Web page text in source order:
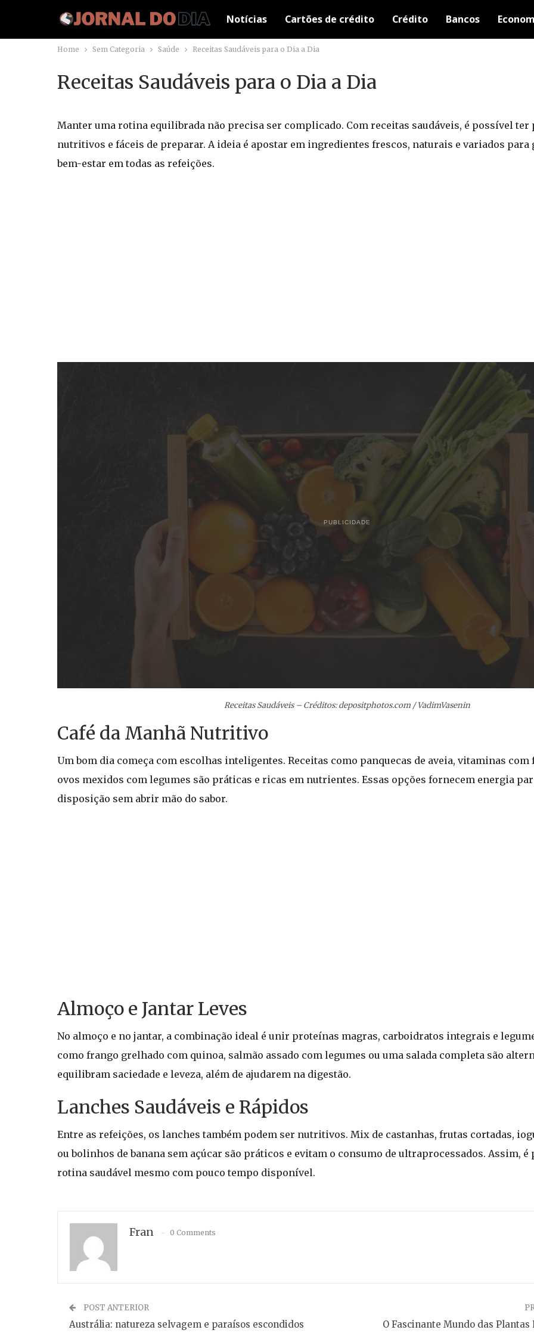
Notícias Cartões de crédito Crédito Bancos
Home Sem Categoria Saúde Receitas Saudáveis para o Dia a Dia
Receitas Saudáveis para o Dia a Dia
Manter uma rotina equilibrada não precisa ser complicado. Com receitas saudáveis, é possível ter
nutritivos e fáceis de preparar. A ideia é apostar em ingredientes frescos, naturais e variados
bem-estar em todas as refeições.
PUBLICIDADE
Receitas Saudáveis – Créditos: depositphotos.com / VadimVasenin
Café da Manhã Nutritivo
Um bom dia começa com escolhas inteligentes. Receitas como panquecas de aveia, vitaminas com
ovos mexidos com legumes são práticas e ricas em nutrientes. Essas opções fornecem energia
disposição sem abrir mão do sabor.
Almoço e Jantar Leves
No almoço e no jantar, a combinação ideal é unir proteínas magras, carboidratos integrais e
como frango grelhado com quinoa, salmão assado com legumes ou uma salada completa são
equilibram saciedade e leveza, além de ajudarem na digestão.
Lanches Saudáveis e Rápidos
Entre as refeições, os lanches também podem ser nutritivos. Mix de castanhas, frutas cortadas,
ou bolinhos de banana sem açúcar são práticos e evitam o consumo de ultraprocessados. Assim,
rotina saudável mesmo com pouco tempo disponível.
Fran 0 Comments
POST ANTERIOR
Austrália: natureza selvagem e paraísos escondidos O Fascinante Mundo das Plantas